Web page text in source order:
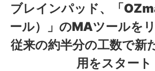
ブレインパッド、「
ール）」のMAツールをリ
従来の約半分の工数で新
用をスタート